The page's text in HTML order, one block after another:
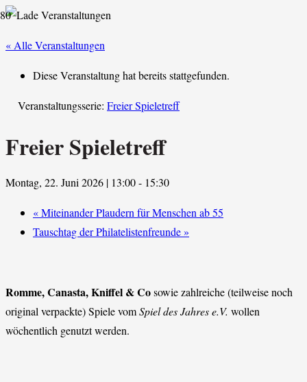
« Alle Veranstaltungen
Diese Veranstaltung hat bereits stattgefunden.
Veranstaltungsserie: Freier Spieletreff
Freier Spieletreff
Montag, 22. Juni 2026 | 13:00- 15:30
«Miteinander Plaudern für Menschen ab 55
Tauschtag der Philatelistenfreunde»
Romme, Canasta, Kniffel & Cosowie zahlreiche (teilweise noch
original verpackte) Spiele vomSpiel des Jahres e.V. wollen
wöchentlich genutzt werden.